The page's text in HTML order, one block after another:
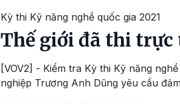
Kỳ thi Kỹ năng nghề quốc gia 2021
Thế giới đã thi trực
[VOV2] - Kiểm tra Kỳ thi Kỹ năng
nghiệp Trương Anh Dũng yêu cầu